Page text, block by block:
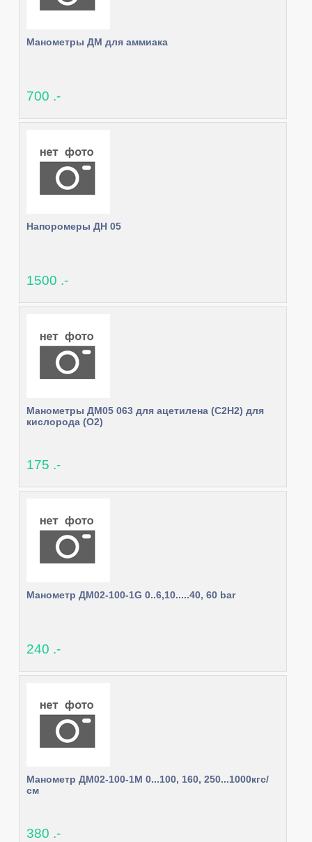
Манометры ДМ для аммиака
700 .-
Напоромеры ДН 05
1500 .-
Манометры ДМ05 063 для ацетилена (С2Н2) для
кислорода (О2)
175 .-
Манометр ДМ02-100-1G 0..6,10.....40, 60 bar
240 .-
Манометр ДМ02-100-1М 0...100, 160, 250...1000кгс/
см
380 .-